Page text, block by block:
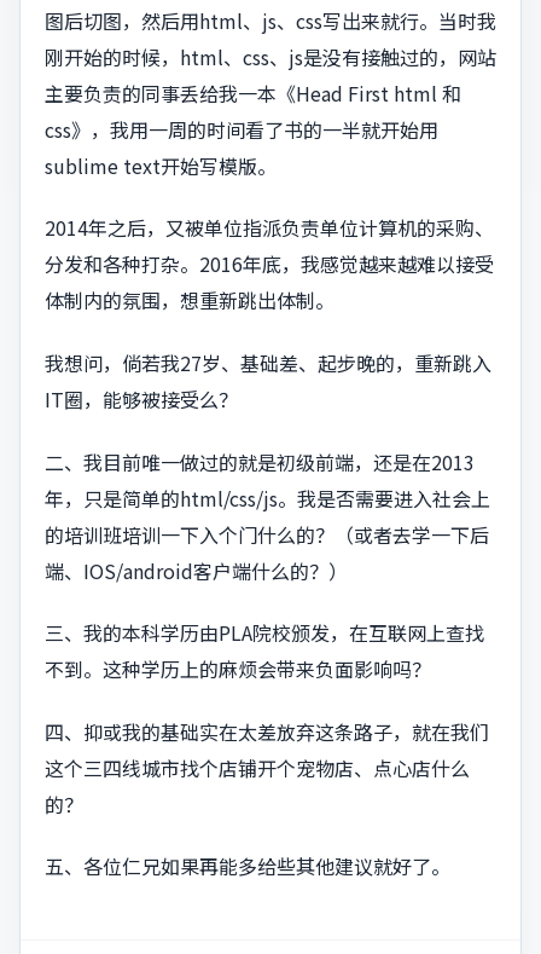
图后切图，然后用html、js、css写出来就行。当时我
刚开始的时候，html、css、js是没有接触过的，网站
主要负责的同事丢给我一本《Head First html 和
css》，我用一周的时间看了书的一半就开始用
sublime text开始写模版。
2014年之后，又被单位指派负责单位计算机的采购、
分发和各种打杂。2016年底，我感觉越来越难以接受
体制内的氛围，想重新跳出体制。
我想问，倘若我27岁、基础差、起步晚的，重新跳入
IT圈，能够被接受么？
二、我目前唯一做过的就是初级前端，还是在2013
年，只是简单的html/css/js。我是否需要进入社会上
的培训班培训一下入个门什么的？（或者去学一下后
端、IOS/android客户端什么的？）
三、我的本科学历由PLA院校颁发，在互联网上查找
不到。这种学历上的麻烦会带来负面影响吗？
四、抑或我的基础实在太差放弃这条路子，就在我们
这个三四线城市找个店铺开个宠物店、点心店什么
的？
五、各位仁兄如果再能多给些其他建议就好了。